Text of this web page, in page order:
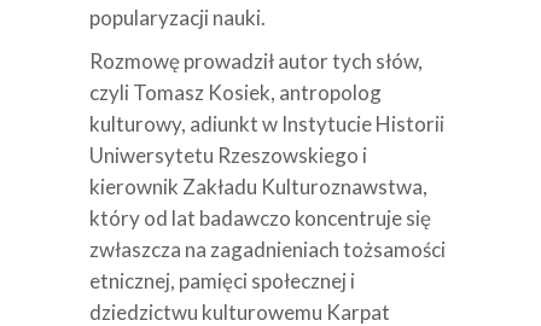
popularyzacji nauki.
Rozmowę prowadził autor tych słów,
czyli Tomasz Kosiek, antropolog
kulturowy, adiunkt w Instytucie Historii
Uniwersytetu Rzeszowskiego i
kierownik Zakładu Kulturoznawstwa,
który od lat badawczo koncentruje się
zwłaszcza na zagadnieniach tożsamości
etnicznej, pamięci społecznej i
dziedzictwu kulturowemu Karpat